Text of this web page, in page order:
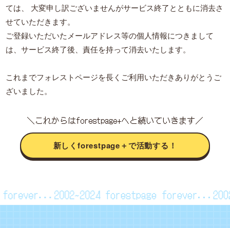
ては、
大変申し訳ございませんがサービス終了とともに消去さ
せていただきます。
ご登録いただいたメールアドレス等の個人情報につきまして
は、サービス終了後、責任を持って消去いたします。
これまでフォレストページを長くご利用いただきありがとうご
ざいました。
＼これからはforestpage+へと続いていきます／
新しくforestpage＋で活動する！
forever...2002~2024 forestpage